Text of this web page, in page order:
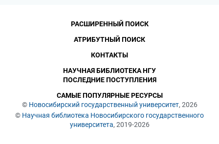
© Новосибирский государственный университет, 2026
© Научная библиотека Новосибирского государственного
университета, 2019-2026
РАСШИРЕННЫЙ ПОИСК
АТРИБУТНЫЙ ПОИСК
КОНТАКТЫ
НАУЧНАЯ БИБЛИОТЕКА НГУ
ПОСЛЕДНИЕ ПОСТУПЛЕНИЯ
САМЫЕ ПОПУЛЯРНЫЕ РЕСУРСЫ